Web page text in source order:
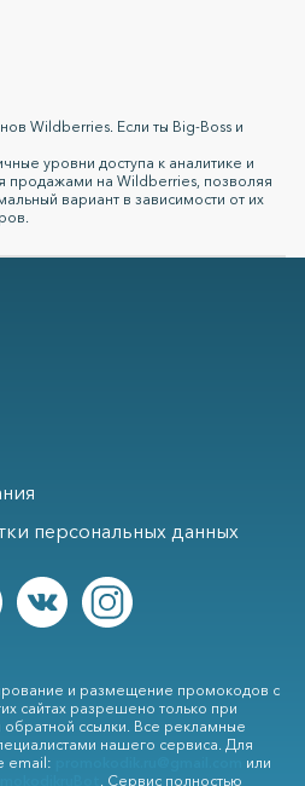
Wildberries. Если ты Big-Boss и
уровни доступа к аналитике и
продажами на Wildberries, позволяя
вариант в зависимости от их
персональных данных
и размещение промокодов с
сайтах разрешено только при
обратной ссылки. Все рекламные
нашего сервиса. Для
email:
или
. Сервис полностью